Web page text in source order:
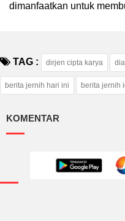
dimanfaatkan untuk
TAG : dirjen cipta karya
berita jernih hari ini berita jernih
KOMENTAR